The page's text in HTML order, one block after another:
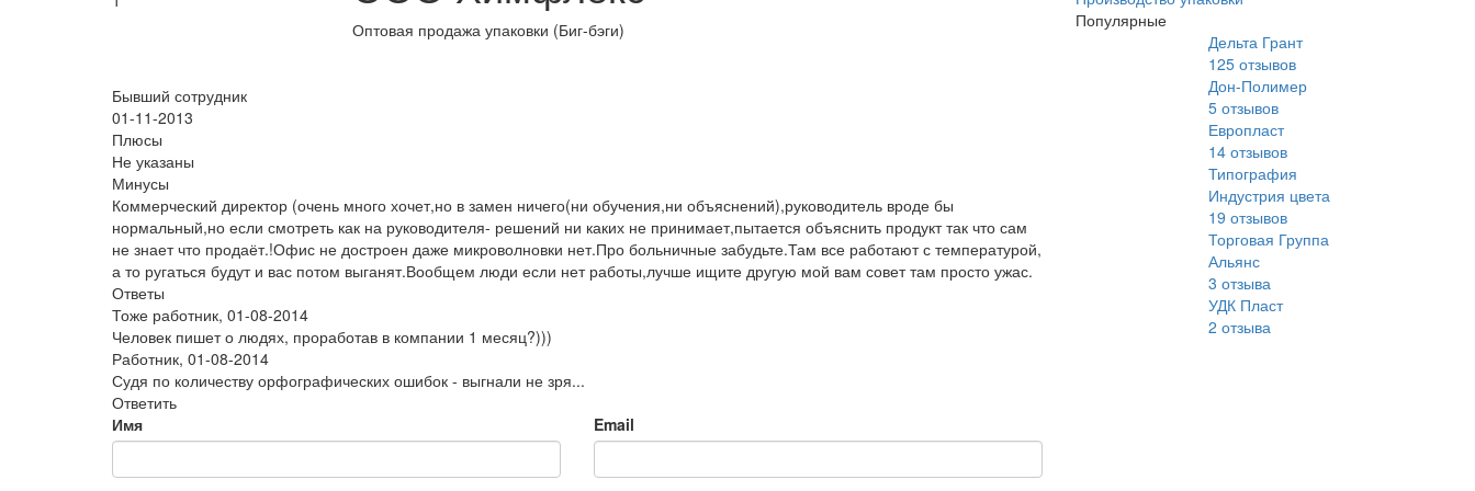
Оптовая продажа упаковки (Биг-бэги)
Бывший сотрудник
01-11-2013
Плюсы
Не указаны
Минусы
Коммерческий директор (очень много хочет,но в замен ничего(ни обучения,ни объяснений),руководитель вроде бы
нормальный,но если смотреть как на руководителя- решений ни каких не принимает,пытается объяснить продукт так что сам
не знает что продаёт.!Офис не достроен даже микроволновки нет.Про больничные забудьте.Там все работают с температурой,
а то ругаться будут и вас потом выганят.Вообщем люди если нет работы,лучше ищите другую мой вам совет там просто ужас.
Ответы
Тоже работник, 01-08-2014
Человек пишет о людях, проработав в компании 1 месяц?)))
Работник, 01-08-2014
Судя по количеству орфографических ошибок - выгнали не зря...
Ответить
Имя
Email
Популярные
Дельта Грант
125 отзывов
Дон-Полимер
5 отзывов
Европласт
14 отзывов
Типография
Индустрия цвета
19 отзывов
Торговая Группа
Альянс
3 отзыва
УДК Пласт
2 отзыва